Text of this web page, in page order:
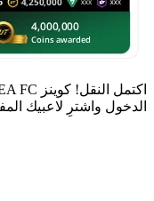
الدخول واشترِ لاعبيك